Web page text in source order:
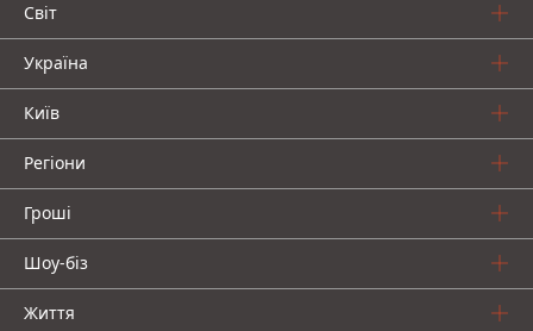
Світ
Україна
Київ
Регіони
Гроші
Шоу-біз
Життя